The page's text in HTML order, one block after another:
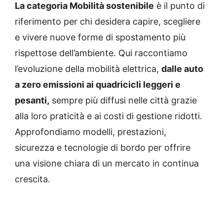
La categoria Mobilità sostenibile è il punto di
riferimento per chi desidera capire, scegliere
e vivere nuove forme di spostamento più
rispettose dell’ambiente. Qui raccontiamo
l’evoluzione della mobilità elettrica, dalle auto
a zero emissioni ai quadricicli leggeri e
pesanti, sempre più diffusi nelle città grazie
alla loro praticità e ai costi di gestione ridotti.
Approfondiamo modelli, prestazioni,
sicurezza e tecnologie di bordo per offrire
una visione chiara di un mercato in continua
crescita.